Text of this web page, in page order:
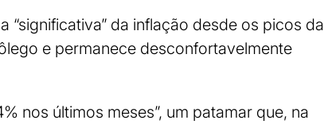
da inflação desde os picos da
e permanece desconfortavelmente
nos últimos meses”, um patamar que, na